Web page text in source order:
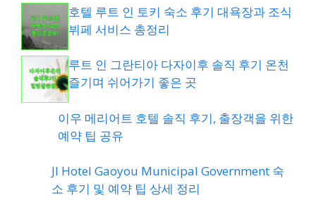
호텔 루트 인 토키 숙소 후기 대욕장과 조식
뷔페 서비스 총정리
루트 인 그란티아 다자이후 솔직 후기 온천
즐기며 쉬어가기 좋은 곳
이우 메리어트 호텔 솔직 후기, 출장객을 위한
예약 팁 공유
JI Hotel Gaoyou Municipal Government 숙
소 후기 및 예약 팁 상세 정리